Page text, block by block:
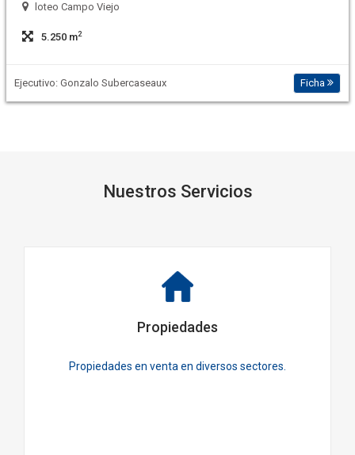
loteo Campo Viejo
5.250 m2
Ejecutivo: Gonzalo Subercaseaux Ficha
Nuestros Servicios
Propiedades
Propiedades en venta en diversos sectores.